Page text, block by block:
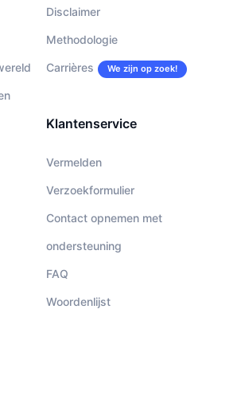
Disclaimer
Methodologie
Carrières We zijn op zoek!
Klantenservice
Vermelden
Verzoekformulier
Contact opnemen met
ondersteuning
FAQ
Woordenlijst